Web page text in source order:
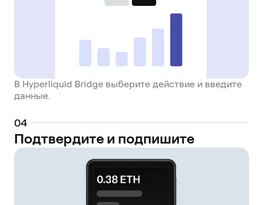
В Hyperliquid Bridge выберите действие и введите
данные.
04
Подтвердите и подпишите